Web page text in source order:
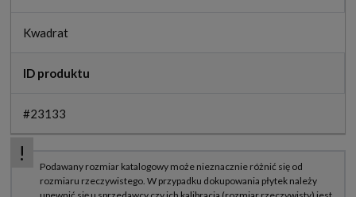
Kwadrat
ID produktu
#23133